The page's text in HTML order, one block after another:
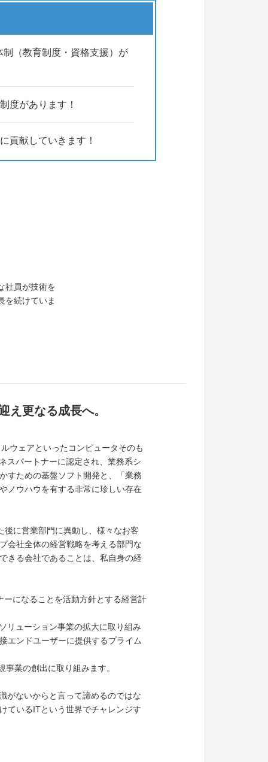
（教育制度・資格支援）が
度があります！
貢献していきます！
社員が技術を
を続けていま
え更なる成長へ。
ウェアといったコンピュータそのも
スパートナーに認定され、業務系シ
すための基盤ソフト開発と、「業務
ノウハウを有する非常に珍しい存在
に営業部門に異動し、様々なお客
会社全体の経営戦略を考える部門な
きる会社であることは、私自身の経
になることを活動方針とする経営計
リューション事業の拡大に取り組み
エンドユーザーに提供するプライム
業の創出に取り組みます。
がないからと言って諦めるのではな
ているITという世界でチャレンジす